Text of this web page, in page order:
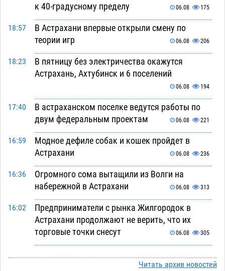
к 40-градусному пределу
06.08 175
18:57
В Астрахани впервые открыли смену по
теории игр
06.08 206
18:23
В пятницу без электричества окажутся
Астрахань, Ахтубинск и 6 поселений
06.08 194
17:40
В астраханском поселке ведутся работы по
двум федеральным проектам
06.08 221
16:59
Модное дефиле собак и кошек пройдет в
Астрахани
06.08 236
16:36
Огромного сома вытащили из Волги на
набережной в Астрахани
06.08 313
16:02
Предприниматели с рынка Жилгородок в
Астрахани продолжают не верить, что их
торговые точки снесут
06.08 305
на новой серебряной монете Банка России
Читать архив новостей